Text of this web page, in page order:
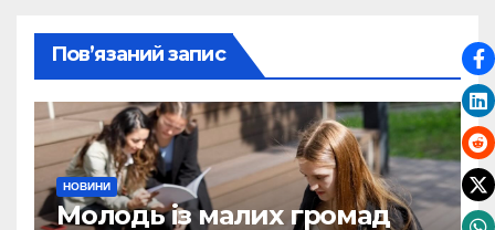
Пов’язаний запис
НОВИНИ
Молодь із малих громад